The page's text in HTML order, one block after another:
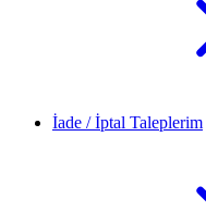
İade / İptal Taleplerim